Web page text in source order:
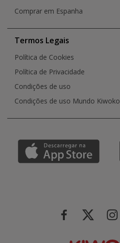
Comprar em Espanha
Termos Legais
Política de Cookies
Política de Privacidade
Condições de uso
Condições de uso Mundo Kiwoko